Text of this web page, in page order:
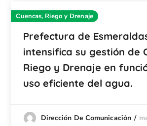
Cuencas, Riego y Drenaje
Prefectura de
intensifica su gestión de
Riego y Drenaje en
uso eficiente del agua.
Dirección De Comunicación